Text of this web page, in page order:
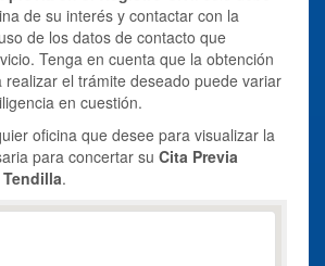
de su interés y contactar con la
de los datos de contacto que
Tenga en cuenta que la obtención
el trámite deseado puede variar
en cuestión.
oficina que desee para visualizar la
para concertar su Cita Previa
.